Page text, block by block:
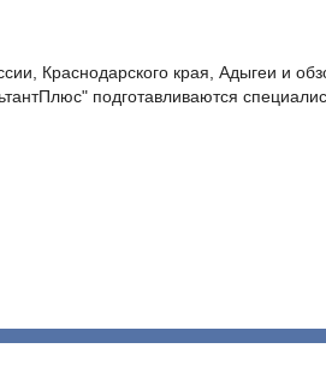
Краснодарского края, Адыгеи и
подготавливаются